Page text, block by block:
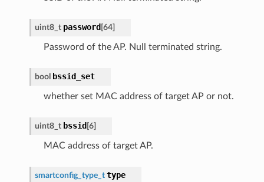
uint8_t password [64]
Password of the AP. Null terminated string.
bool bssid_set
whether set MAC address of target AP or not.
uint8_t bssid [6]
MAC address of target AP.
smartconfig_type_t type